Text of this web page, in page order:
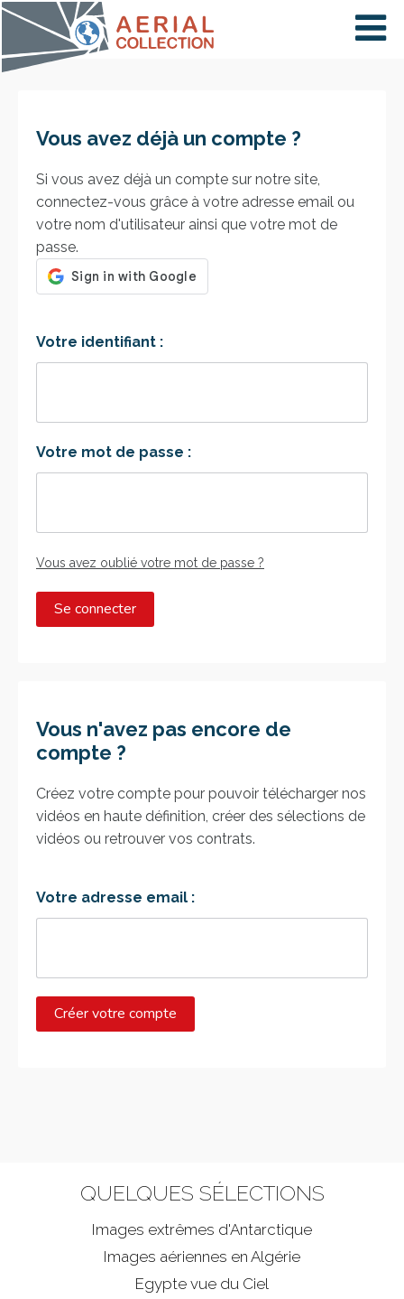
×
PAYS
ENGLISH
Vous avez déjà un compte ?
Si vous avez déjà un compte sur notre site,
connectez-vous grâce à votre adresse email ou
votre nom d'utilisateur ainsi que votre mot de
passe.
Votre identifiant :
Votre mot de passe :
Vous avez oublié votre mot de passe ?
Vous n'avez pas encore de
compte ?
Créez votre compte pour pouvoir télécharger nos
vidéos en haute définition, créer des sélections de
vidéos ou retrouver vos contrats.
Votre adresse email :
QUELQUES SÉLECTIONS
Images extrêmes d'Antarctique
Images aériennes en Algérie
Egypte vue du Ciel